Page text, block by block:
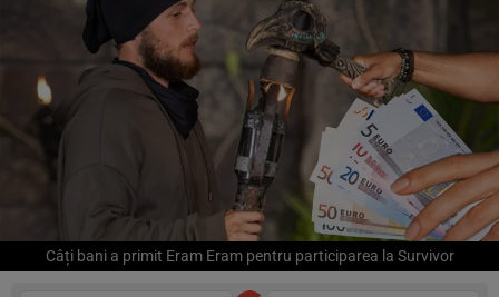
Câți bani a primit Eram Eram pentru participarea la Survivor